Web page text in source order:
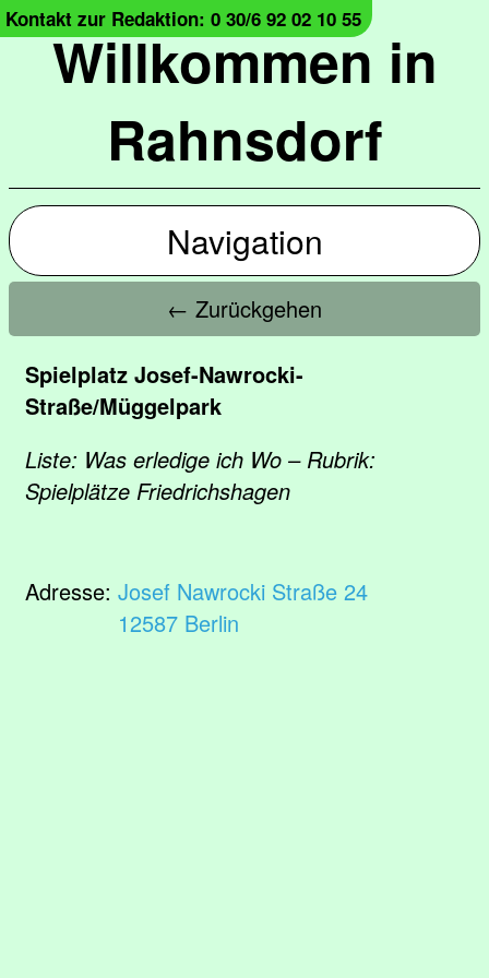
Willkommen in
Rahnsdorf
Kontakt zur Redaktion: 0 30/6 92 02 10 55
Navigation
← Zurückgehen
Spielplatz Josef-Nawrocki-
Straße/Müggelpark
Liste: Was erledige ich Wo – Rubrik:
Spielplätze Friedrichshagen
Adresse: Josef Nawrocki Straße 24
12587 Berlin